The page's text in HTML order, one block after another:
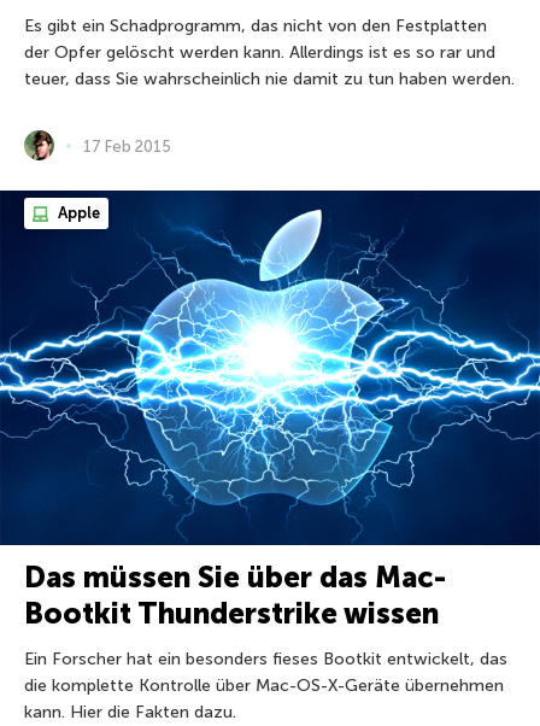
Es gibt ein Schadprogramm, das nicht von den Festplatten
der Opfer gelöscht werden kann. Allerdings ist es so rar und
teuer, dass Sie wahrscheinlich nie damit zu tun haben werden.
17 Feb 2015
Apple
Das müssen Sie über das Mac-
Bootkit Thunderstrike wissen
Ein Forscher hat ein besonders fieses Bootkit entwickelt, das
die komplette Kontrolle über Mac-OS-X-Geräte übernehmen
kann. Hier die Fakten dazu.